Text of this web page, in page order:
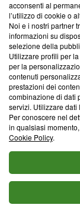
Max
In tria tempora
Ex his quod
egimus certum.
futuro.
SeguiAntoniosu
Leggi di più sullo
L'oroscopo di
sentimenti in
L'oroscopo di
Gemelli,
L'oroscopo dei
acconsenti al
l’utilizzo di cookie o
Noi e i nostri partner
informazioni su
selezione della
Utilizzare profili per
per la
contenuti
prestazioni dei
combinazione di dati
servizi. Utilizzare
Per conoscere nel
in qualsiasi
Cookie Policy.